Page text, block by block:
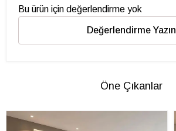
Bu ürün için değerlendirme yok
Değerlendirme Yazın
Öne Çıkanlar